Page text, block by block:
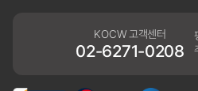
KOCW 고객센터
02-6271-0208